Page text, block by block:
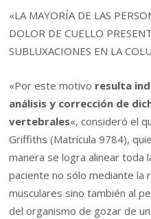
«LA MAYORÍA DE LAS
DOLOR DE CUELLO
SUBLUXACIONES EN LA
«Por este motivo resulta
análisis y corrección de
vertebrales«, consideró el
Griffiths (Matrícula 9784),
manera se logra alinear toda
paciente no sólo mediante la
musculares sino también al
del organismo de gozar de